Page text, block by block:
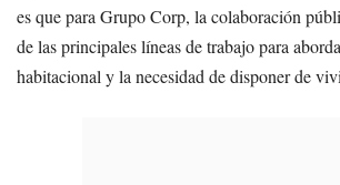
es que para Grupo Corp, la colaboración
de las principales líneas de trabajo para
habitacional y la necesidad de disponer de